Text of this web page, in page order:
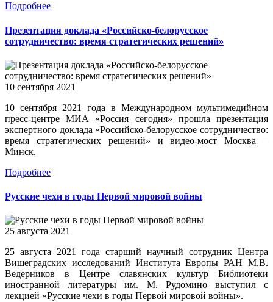
Подробнее
Презентация доклада «Российско-белорусское
сотрудничество: время стратегических решений»
10 сентября 2021
10 сентября 2021 года в Международном мультимедийном
пресс-центре МИА «Россия сегодня» прошла презентация
экспертного доклада «Российско-белорусское сотрудничество:
время стратегических решений» и видео-мост Москва –
Минск.
Подробнее
Русские чехи в годы Первой мировой войны
25 августа 2021
25 августа 2021 года старший научный сотрудник Центра
Вишеградских исследований Института Европы РАН М.В.
Ведерников в Центре славянских культур Библиотеки
иностранной литературы им. М. Рудомино выступил с
лекцией «Русские чехи в годы Первой мировой войны».